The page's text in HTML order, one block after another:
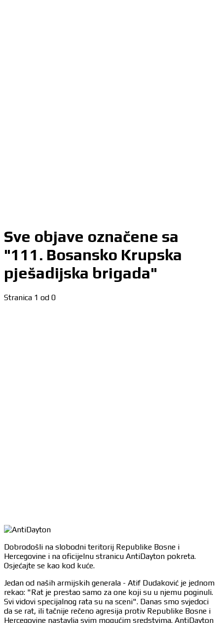
Sve objave označene sa
"111. Bosansko Krupska
pješadijska brigada"
Stranica 1 od 0
Dobrodošli na slobodni teritorij Republike Bosne i
Hercegovine i na oficijelnu stranicu AntiDayton pokreta.
Osjećajte se kao kod kuće.
Jedan od naših armijskih generala - Atif Dudaković je jednom
rekao: "Rat je prestao samo za one koji su u njemu poginuli.
Svi vidovi specijalnog rata su na sceni". Danas smo svjedoci
da se rat, ili tačnije rečeno agresija protiv Republike Bosne i
Hercegovine nastavlja svim mogućim sredstvima. AntiDayton